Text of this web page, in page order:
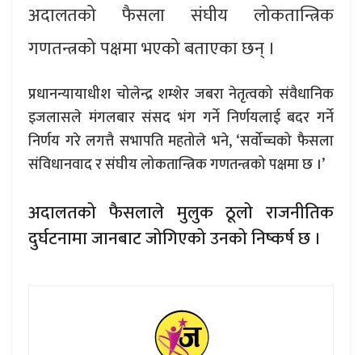
अदालतको फैसला संघीय लोकतान्त्रिक
गणतन्त्रको पक्षमा भएको बताएका छन् ।
प्रधानन्यायाधीश चोलेन्द्र शम्शेर जबरा नेतृत्वको संवैधानिक
इजलासले मंगलबार संसद भंग गर्ने निर्णयलाई बदर गर्ने
निर्णय गरे लगत्तै सभापति महतोले भने, ‘सर्वोच्चको फैसला
संविधानवाद र संघीय लोकतान्त्रिक गणतन्त्रको पक्षमा छ ।’
अदालतको फैसलाले मुलुक ठूलो राजनीतिक
दुर्घटनामा जानबाट जोगिएको उनको निष्कर्ष छ ।